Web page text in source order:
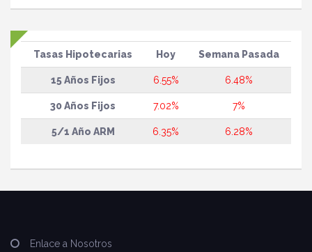
Tasas Hipotecarias Hoy Semana Pasada
15 Años Fijos 6.55% 6.48%
30 Años Fijos 7.02% 7%
5/1 Año ARM 6.35% 6.28%
Enlace a Nosotros